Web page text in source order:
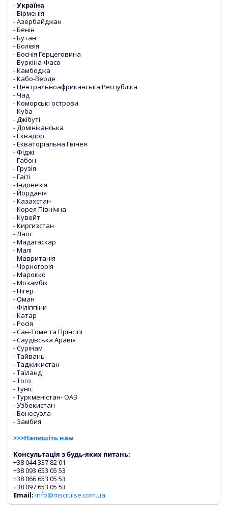
-Україна
- Вірменія
- Азербайджан
- Бенін
- Бутан
- Болівія
- Боснія Герцеговина
- Буркіна-Фасо
- Камбоджа
- Кабо-Верде
- Центральноафриканська Республіка
- Чад
- Коморські острови
- Куба
- Джібуті
- Домініканська
- Еквадор
- Екваторіальна Гвінея
- Фіджі
- Габон
- Грузія
- Гаїті
- Індонезія
- Йорданія
- Казахстан
- Корея Північна
- Кувейт
- Киргизстан
- Лаос
- Мадагаскар
- Малі
- Мавританія
- Чорногорія
- Марокко
- Мозамбік
- Нігер
- Оман
- Філіппіни
- Катар
- Росія
- Сан-Томе та Прінсіпі
- Саудівська Аравія
- Сурінам
- Тайвань
- Таджикистан
- Таїланд
- Того
- Туніс
- Туркменістан- ОАЭ
- Узбекистан
- Венесуэла
- Замбия
>>>Напишіть нам
Консультація з будь-яких питань:
+38 044 337 82 01
+38 093 653 05 53
+38 066 653 05 53
+38 097 653 05 53
Email: info@mscruise.com.ua